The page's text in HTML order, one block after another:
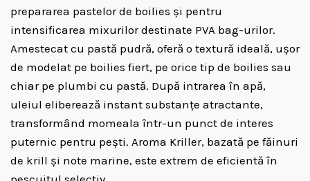
prepararea pastelor de boilies și pentru
intensificarea mixurilor destinate PVA bag-urilor.
Amestecat cu pastă pudră, oferă o textură ideală, ușor
de modelat pe boilies fiert, pe orice tip de boilies sau
chiar pe plumbi cu pastă. După intrarea în apă,
uleiul eliberează instant substanțe atractante,
transformând momeala într-un punct de interes
puternic pentru pești. Aroma Kriller, bazată pe făinuri
de krill și note marine, este extrem de eficientă în